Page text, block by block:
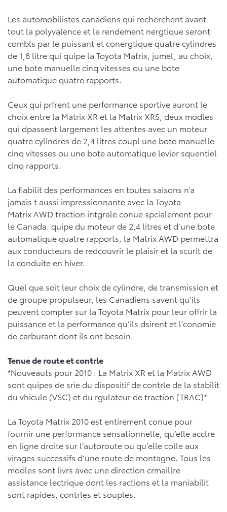
Les automobilistes canadiens qui recherchent avant
tout la polyvalence et le rendement nergtique seront
combls par le puissant et conergtique quatre cylindres
de 1,8 litre qui quipe la Toyota Matrix, jumel, au choix,
une bote manuelle cinq vitesses ou une bote
automatique quatre rapports.
Ceux qui prfrent une performance sportive auront le
choix entre la Matrix XR et la Matrix XRS, deux modles
qui dpassent largement les attentes avec un moteur
quatre cylindres de 2,4 litres coupl une bote manuelle
cinq vitesses ou une bote automatique levier squentiel
cinq rapports.
La fiabilit des performances en toutes saisons n’a
jamais t aussi impressionnante avec la Toyota
Matrix AWD traction intgrale conue spcialement pour
le Canada. quipe du moteur de 2,4 litres et d’une bote
automatique quatre rapports, la Matrix AWD permettra
aux conducteurs de redcouvrir le plaisir et la scurit de
la conduite en hiver.
Quel que soit leur choix de cylindre, de transmission et
de groupe propulseur, les Canadiens savent qu’ils
peuvent compter sur la Toyota Matrix pour leur offrir la
puissance et la performance qu’ils dsirent et l’conomie
de carburant dont ils ont besoin.
Tenue de route et contrle
*Nouveauts pour 2010 : La Matrix XR et la Matrix AWD
sont quipes de srie du dispositif de contrle de la stabilit
du vhicule (VSC) et du rgulateur de traction (TRAC)*
La Toyota Matrix 2010 est entirement conue pour
fournir une performance sensationnelle, qu’elle acclre
en ligne droite sur l’autoroute ou qu’elle colle aux
virages successifs d’une route de montagne. Tous les
modles sont livrs avec une direction crmaillre
assistance lectrique dont les ractions et la maniabilit
sont rapides, contrles et souples.